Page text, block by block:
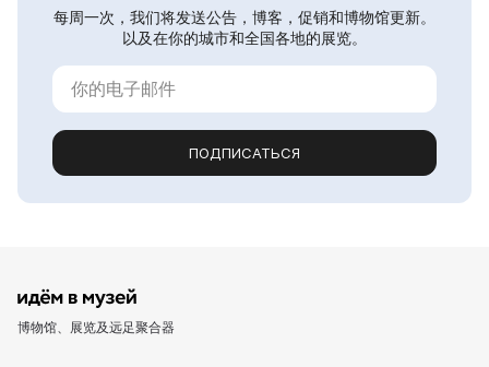
每周一次，我们将发送公告，博客，促销和博物馆更新。
以及在你的城市和全国各地的展览。
ПОДПИСАТЬСЯ
博物馆、展览及远足聚合器